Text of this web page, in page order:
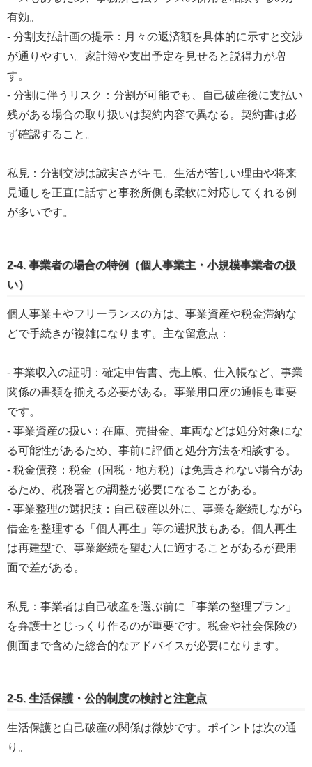
有効。
- 分割支払計画の提示：月々の返済額を具体的に示すと交渉
が通りやすい。家計簿や支出予定を見せると説得力が増
す。
- 分割に伴うリスク：分割が可能でも、自己破産後に支払い
残がある場合の取り扱いは契約内容で異なる。契約書は必
ず確認すること。
私見：分割交渉は誠実さがキモ。生活が苦しい理由や将来
見通しを正直に話すと事務所側も柔軟に対応してくれる例
が多いです。
2-4. 事業者の場合の特例（個人事業主・小規模事業者の扱
い）
個人事業主やフリーランスの方は、事業資産や税金滞納な
どで手続きが複雑になります。主な留意点：
- 事業収入の証明：確定申告書、売上帳、仕入帳など、事業
関係の書類を揃える必要がある。事業用口座の通帳も重要
です。
- 事業資産の扱い：在庫、売掛金、車両などは処分対象にな
る可能性があるため、事前に評価と処分方法を相談する。
- 税金債務：税金（国税・地方税）は免責されない場合があ
るため、税務署との調整が必要になることがある。
- 事業整理の選択肢：自己破産以外に、事業を継続しながら
借金を整理する「個人再生」等の選択肢もある。個人再生
は再建型で、事業継続を望む人に適することがあるが費用
面で差がある。
私見：事業者は自己破産を選ぶ前に「事業の整理プラン」
を弁護士とじっくり作るのが重要です。税金や社会保険の
側面まで含めた総合的なアドバイスが必要になります。
2-5. 生活保護・公的制度の検討と注意点
生活保護と自己破産の関係は微妙です。ポイントは次の通
り。